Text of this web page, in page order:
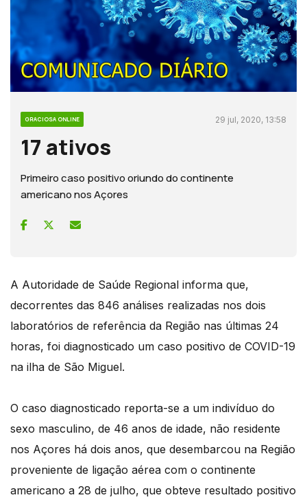
GRACIOSA ONLINE 29 jul, 2020, 13:58
17 ativos
Primeiro caso positivo oriundo do continente
americano nos Açores
A Autoridade de Saúde Regional informa que,
decorrentes das 846 análises realizadas nos dois
laboratórios de referência da Região nas últimas 24
horas, foi diagnosticado um caso positivo de COVID-19
na ilha de São Miguel.
O caso diagnosticado reporta-se a um indivíduo do
sexo masculino, de 46 anos de idade, não residente
nos Açores há dois anos, que desembarcou na Região
proveniente de ligação aérea com o continente
americano a 28 de julho, que obteve resultado positivo